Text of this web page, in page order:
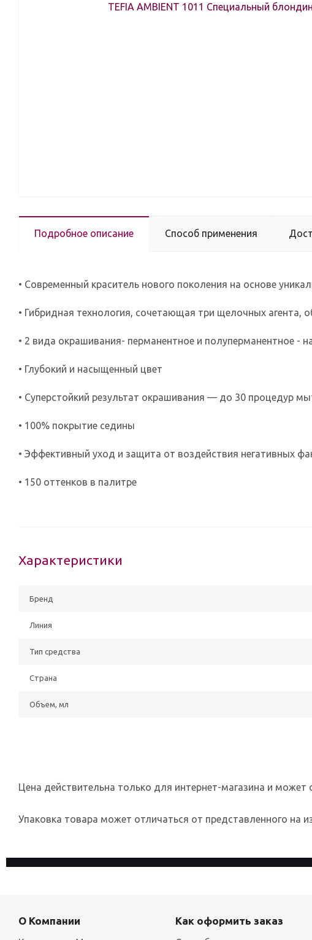
Подробное описание Способ применения
• Современный краситель нового поколения на основе
• Гибридная технология, сочетающая три щелочных агента,
• 2 вида окрашивания- перманентное и полуперманентное -
• Глубокий и насыщенный цвет
• Суперстойкий результат окрашивания — до 30 процедур
• 100% покрытие седины
• Эффективный уход и защита от воздействия негативных
• 150 оттенков в палитре
Характеристики
Бренд
Линия
Тип средства
Страна
Объем, мл
Цена действительна только для интернет-магазина и может
Упаковка товара может отличаться от представленного на
О Компании Как оформить заказ